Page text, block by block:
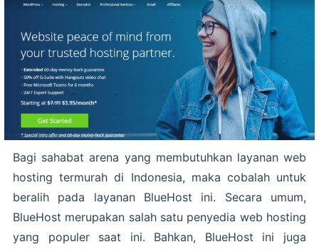
Bagi sahabat arena yang membutuhkan layanan web
hosting termurah di Indonesia, maka cobalah untuk
beralih pada layanan BlueHost ini. Secara umum,
BlueHost merupakan salah satu penyedia web hosting
yang populer saat ini. Bahkan, BlueHost ini juga